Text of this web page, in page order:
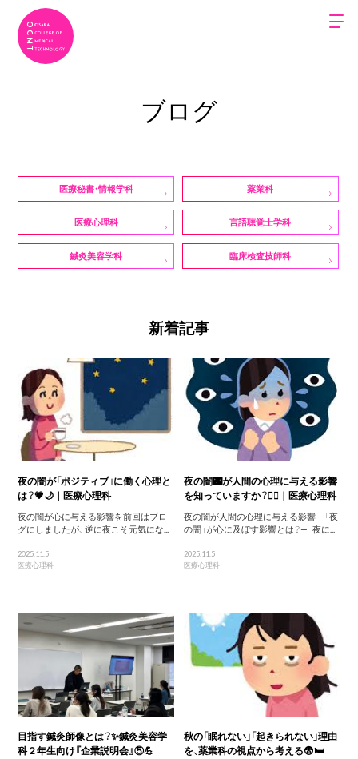
ブログ
医療秘書・情報学科 薬業科
医療心理科 言語聴覚士学科
鍼灸美容学科 臨床検査技師科
新着記事
夜の闇が「ポジティブ」に働く心理と
は？💗🌙｜医療心理科
夜の闇が心に与える影響を前回はブロ
グにしましたが、 逆に夜こそ元気にな...
2025.11.5
医療心理科
夜の闇🌃が人間の心理に与える影響
を知っていますか？😶‍🌫️｜医療心理科
夜の闇が人間の心理に与える影響 —「夜
の闇」が心に及ぼす影響とは？— 夜に...
2025.11.5
医療心理科
目指す鍼灸師像とは？✨鍼灸美容学
科２年生向け『企業説明会』⑤💪
秋の「眠れない」「起きられない」理由
を、薬業科の視点から考える😨🛏